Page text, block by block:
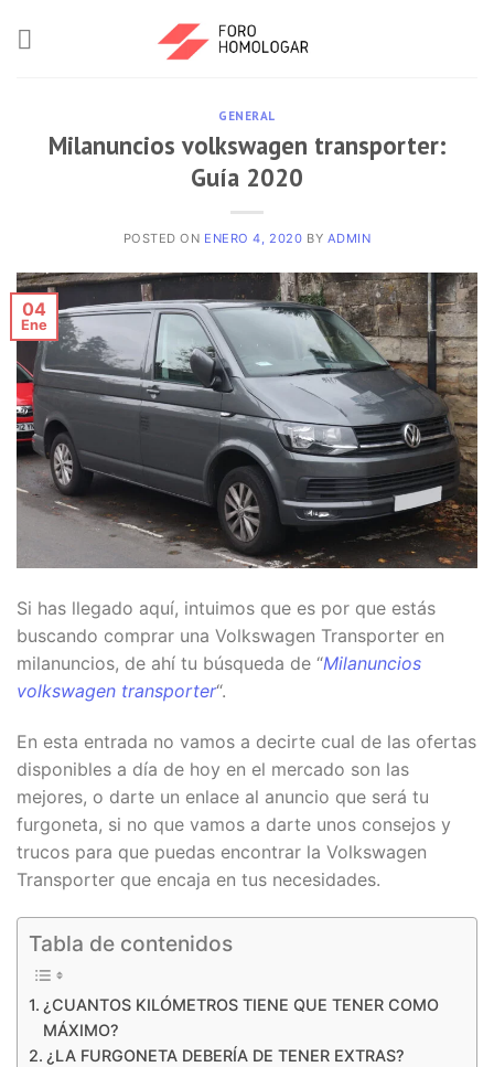
GENERAL
Milanuncios volkswagen transporter:
Guía 2020
POSTED ON ENERO 4, 2020 BY ADMIN
04
Ene
Si has llegado aquí, intuimos que es por que estás
buscando comprar una Volkswagen Transporter en
milanuncios, de ahí tu búsqueda de “Milanuncios
volkswagen transporter“.
En esta entrada no vamos a decirte cual de las ofertas
disponibles a día de hoy en el mercado son las
mejores, o darte un enlace al anuncio que será tu
furgoneta, si no que vamos a darte unos consejos y
trucos para que puedas encontrar la Volkswagen
Transporter que encaja en tus necesidades.
Tabla de contenidos
¿CUANTOS KILÓMETROS TIENE QUE TENER COMO
MÁXIMO?
¿LA FURGONETA DEBERÍA DE TENER EXTRAS?